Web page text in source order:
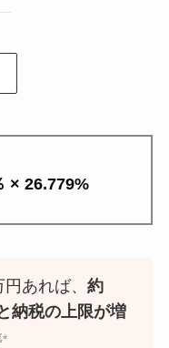
× 26.779%
円あれば、約
納税の上限が増